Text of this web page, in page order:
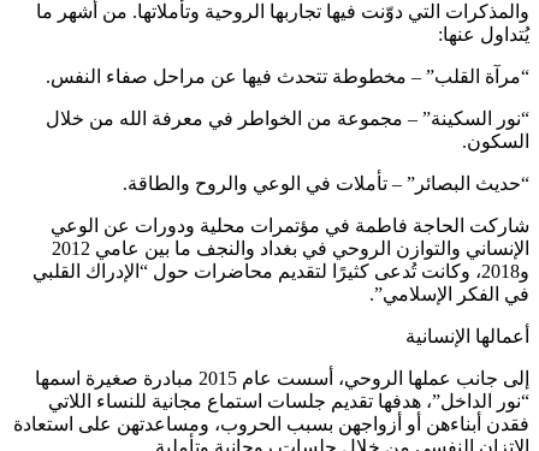
والمذكرات التي دوّنت فيها تجاربها الروحية وتأملاتها. من أشهر ما
يُتداول عنها:
“مرآة القلب” – مخطوطة تتحدث فيها عن مراحل صفاء النفس.
“نور السكينة” – مجموعة من الخواطر في معرفة الله من خلال
السكون.
“حديث البصائر” – تأملات في الوعي والروح والطاقة.
شاركت الحاجة فاطمة في مؤتمرات محلية ودورات عن الوعي
الإنساني والتوازن الروحي في بغداد والنجف ما بين عامي 2012
و2018، وكانت تُدعى كثيرًا لتقديم محاضرات حول “الإدراك القلبي
في الفكر الإسلامي”.
أعمالها الإنسانية
إلى جانب عملها الروحي، أسست عام 2015 مبادرة صغيرة اسمها
“نور الداخل”، هدفها تقديم جلسات استماع مجانية للنساء اللاتي
فقدن أبناءهن أو أزواجهن بسبب الحروب، ومساعدتهن على استعادة
الاتزان النفسي من خلال جلسات روحانية وتأملية.